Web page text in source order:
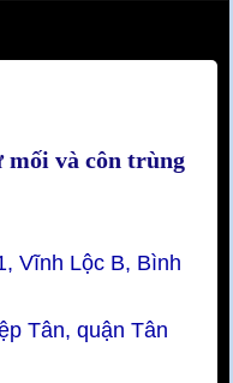
và côn trùng
Vĩnh Lộc B, Bình
Tân, quận Tân